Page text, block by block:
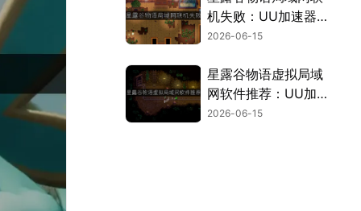
机失败：UU加速器
免费局域网方案！
2026-06-15
星露谷物语虚拟局域
网软件推荐：UU加
速器全流程解析！
2026-06-15